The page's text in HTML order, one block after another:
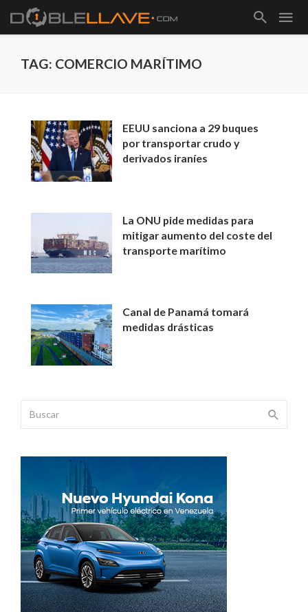
TAG: COMERCIO MARÍTIMO
EEUU sanciona a 29 buques
por transportar crudo y
derivados iraníes
La ONU pide medidas para
mitigar aumento del coste del
transporte marítimo
Canal de Panamá tomará
medidas drásticas